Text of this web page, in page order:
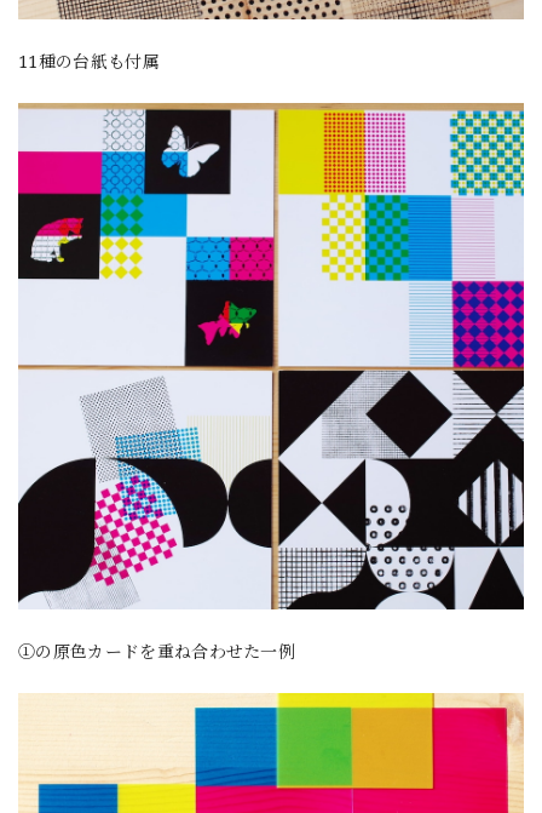
11種の台紙も付属
①の原色カードを重ね合わせた一例